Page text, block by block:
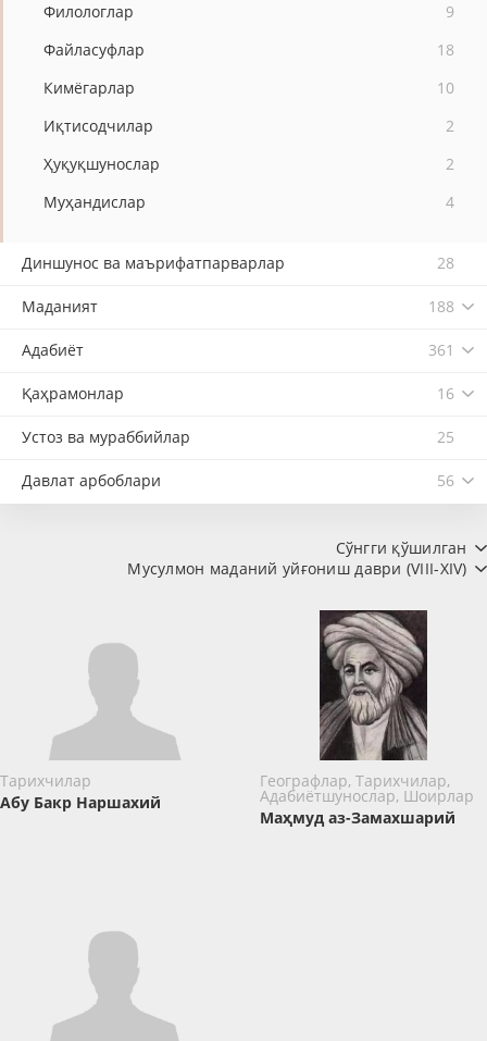
Филологлар
9
Файласуфлар
18
Кимёгарлар
10
Иқтисодчилар
2
Ҳуқуқшунослар
2
Муҳандислар
4
Диншунос ва маърифатпарварлар 28
Маданият 188
Адабиёт 361
Қаҳрамонлар 16
Устоз ва мураббийлар 25
Давлат арбоблари 56
Сўнгги қўшилган
Мусулмон маданий уйғониш даври (VIII-XIV)
Тарихчилар
Абу Бакр Наршахий
Географлар, Тарихчилар,
Адабиётшунослар, Шоирлар
Маҳмуд аз-Замахшарий